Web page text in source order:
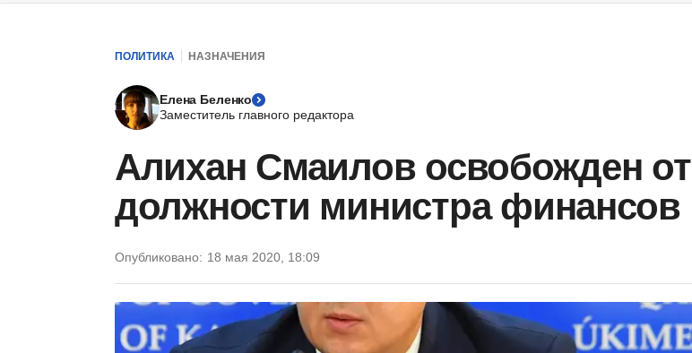
ПОЛИТИКА НАЗНАЧЕНИЯ
Елена Беленко
Заместитель главного редактора
Алихан Смаилов освобожден от
должности министра финансов
Опубликовано: 18 мая 2020, 18:09